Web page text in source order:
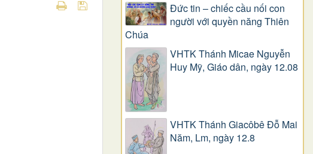
Đức tin – chiếc cầu nối con
người với quyền năng Thiên
Chúa
VHTK Thánh Micae Nguyễn
Huy Mỹ, Giáo dân, ngày 12.08
VHTK Thánh Giacôbê Ðỗ Mai
Năm, Lm, ngày 12.8